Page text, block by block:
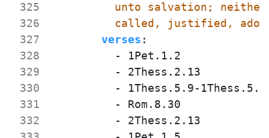
325
326
327
328
329
330
331
332
called, justified,
verses :
- 1Pet.1.2
- 2Thess.2.13
- 1Thess.5.9-
- Rom.8.30
- 2Thess.2.13